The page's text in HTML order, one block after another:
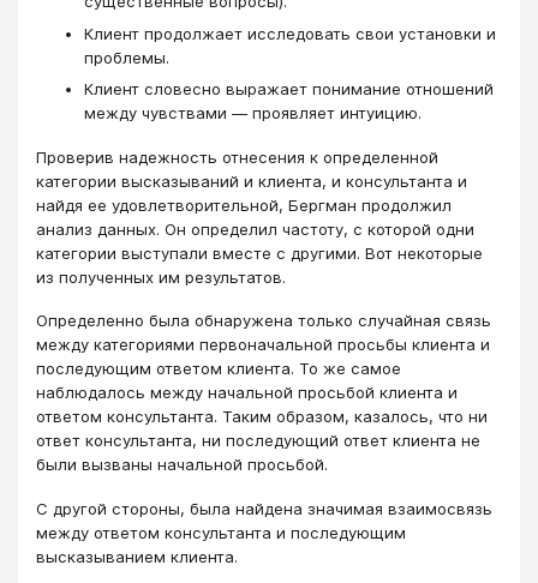
Клиент продолжает исследовать свои установки и
проблемы.
Клиент словесно выражает понимание отношений
между чувствами ― проявляет интуицию.
Проверив надежность отнесения к определенной
категории высказываний и клиента, и консультанта и
найдя ее удовлетворительной, Бергман продолжил
анализ данных. Он определил частоту, с которой одни
категории выступали вместе с другими. Вот некоторые
из полученных им результатов.
Определенно была обнаружена только случайная связь
между категориями первоначальной просьбы клиента и
последующим ответом клиента. То же самое
наблюдалось между начальной просьбой клиента и
ответом консультанта. Таким образом, казалось, что ни
ответ консультанта, ни последующий ответ клиента не
были вызваны начальной просьбой.
С другой стороны, была найдена значимая взаимосвязь
между ответом консультанта и последующим
высказыванием клиента.